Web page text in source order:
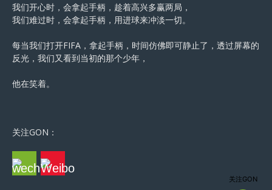
我们开心时，会拿起手柄，趁着高兴多赢两局，
我们难过时，会拿起手柄，用进球来冲淡一切。
每当我们打开FIFA，拿起手柄，时间仿佛即可静止了，透过屏幕的
反光，我们又看到当初的那个少年，
他在笑着。
关注GON：
关注GON